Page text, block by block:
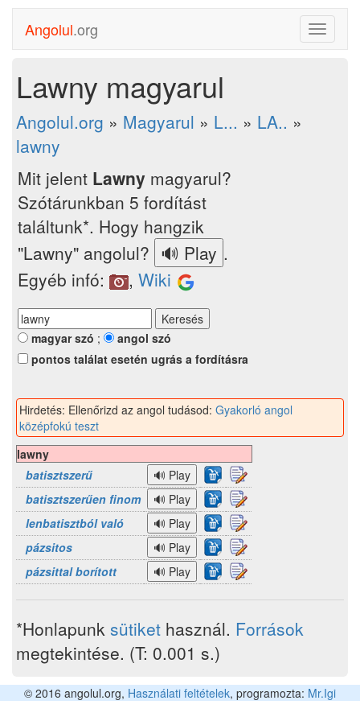
Toggle
Angolul.org
Lawny magyarul
Angolul.org » Magyarul » L... » LA.. »
lawny
Mit jelent Lawny magyarul?
Szótárunkban 5 fordítást
találtunk*. Hogy hangzik
"Lawny" angolul?
.
Egyéb infó:
, Wiki
magyar szó ;
angol szó
pontos találat esetén ugrás a fordításra
Hirdetés: Ellenőrizd az angol tudásod: Gyakorló angol
középfokú teszt
lawny
batisztszerű
batisztszerűen finom
lenbatisztból való
pázsitos
pázsittal borított
*Honlapunk sütiket használ. Források
megtekintése. (T: 0.001 s.)
© 2016 angolul.org, Használati feltételek, programozta: Mr.Igi